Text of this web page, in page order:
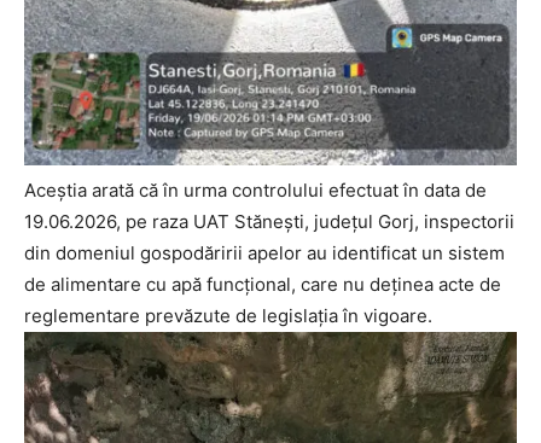
Aceștia arată că în urma controlului efectuat în data de
19.06.2026, pe raza UAT Stănești, județul Gorj, inspectorii
din domeniul gospodăririi apelor au identificat un sistem
de alimentare cu apă funcțional, care nu deținea acte de
reglementare prevăzute de legislația în vigoare.